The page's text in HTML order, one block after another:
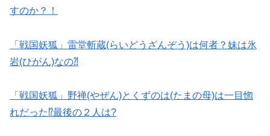
すのか？！
「戦国妖狐」雷堂斬蔵(らいどうざんぞう)は何者？妹は氷
岩(ひがん)なの⁈
「戦国妖狐」野禅(やぜん)とくずのは(たまの母)は一目惚
れだった⁉最後の２人は?